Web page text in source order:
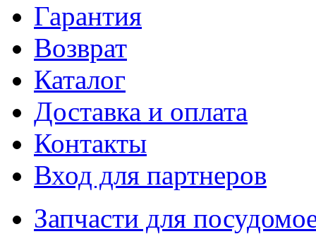
Гарантия
Возврат
Каталог
Доставка и оплата
Контакты
Вход для партнеров
Запчасти для